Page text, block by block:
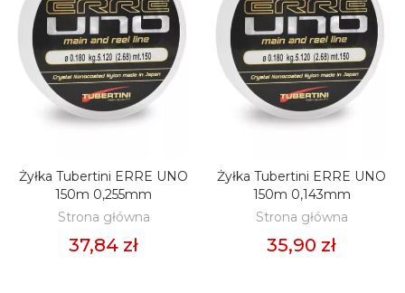
DODAJ DO KOSZYKA
Żyłka Tubertini ERRE UNO
150m 0,255mm
Strona główna
37,84 zł
DODAJ DO KOSZYKA
Żyłka Tubertini ERRE UNO
150m 0,143mm
Strona główna
35,90 zł